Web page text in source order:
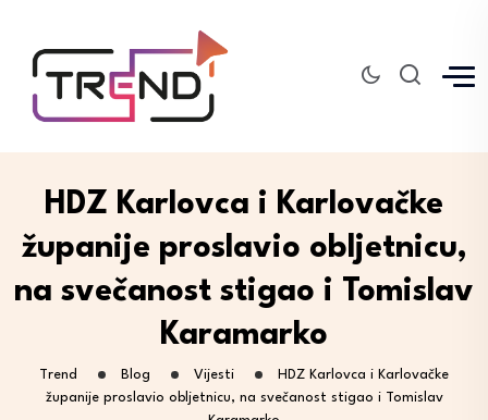
HDZ Karlovca i Karlovačke
županije proslavio obljetnicu,
na svečanost stigao i Tomislav
Karamarko
Trend Blog Vijesti
HDZ Karlovca i Karlovačke
županije proslavio obljetnicu, na svečanost stigao i Tomislav